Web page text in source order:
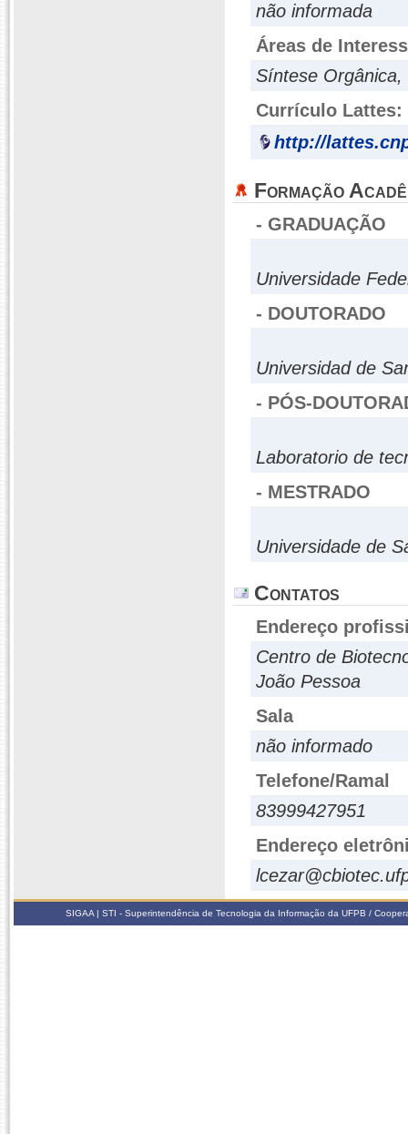
não informada
Áreas de
Síntese
Currículo Lattes:
http://
Formação
- GRADUAÇÃO
Universidade
- DOUTORADO
Universidad de
- PÓS-
Laboratorio de
- MESTRADO
Universidade de
Contatos
Endereço
Centro de
João Pessoa
Sala
não informado
Telefone/Ramal
83999427951
Endereço
SIGAA | STI - Superintendência de Tecnologia da Informação da UFPB /